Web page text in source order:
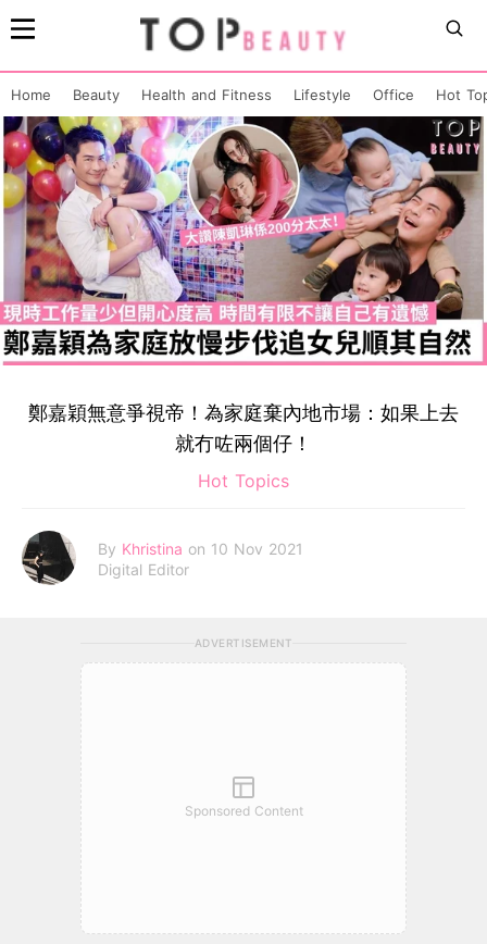
Home Beauty Health and Fitness Lifestyle Office Hot
鄭嘉穎無意爭視帝！為家庭棄內地市場：如果上去
就冇咗兩個仔！
Hot Topics
By Khristina on 10 Nov 2021
Digital Editor
ADVERTISEMENT
Sponsored Content